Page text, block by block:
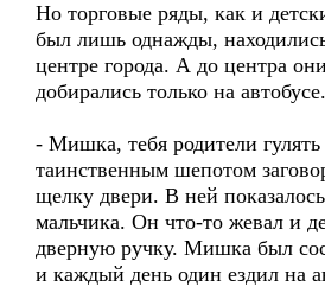
Но торговые ряды, как и
был лишь однажды,
центре города. А до центра
добирались только на автобусе.
- Мишка, тебя родители гулять
таинственным шепотом
щелку двери. В ней
мальчика. Он что-то жевал и
дверную ручку. Мишка был
и каждый день один ездил на